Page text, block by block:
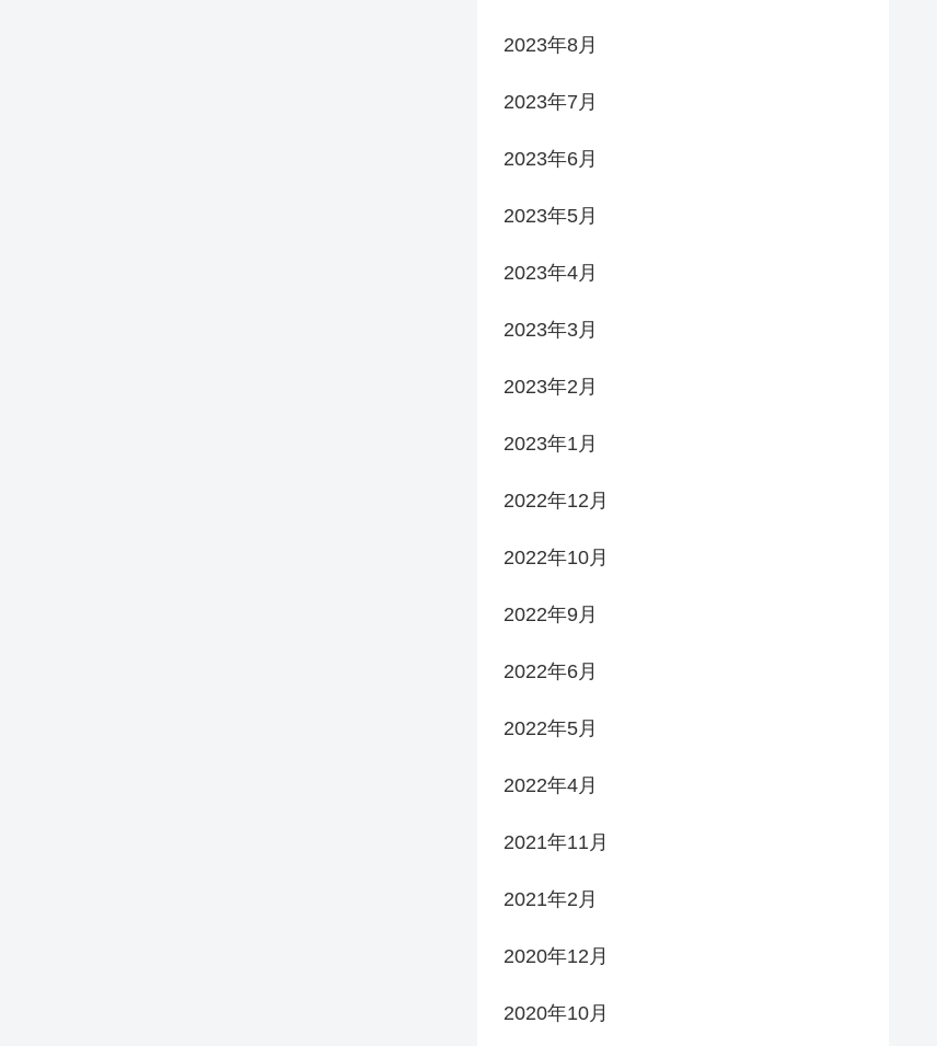
2023年8月
2023年7月
2023年6月
2023年5月
2023年4月
2023年3月
2023年2月
2023年1月
2022年12月
2022年10月
2022年9月
2022年6月
2022年5月
2022年4月
2021年11月
2021年2月
2020年12月
2020年10月